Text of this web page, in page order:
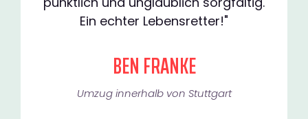
Ein echter Lebensretter!"
BEN FRANKE
Umzug innerhalb von Stuttgart​